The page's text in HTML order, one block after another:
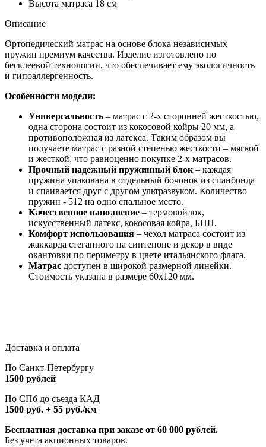
Высота матраса 18 см
Описание
Ортопедический матрас на основе блока независимых
пружин премиум качества. Изделие изготовлено по
бесклеевой технологии, что обеспечивает ему экологичность
и гипоаллергенность.
Особенности модели:
Универсальность – матрас с 2-х сторонней жесткостью,
одна сторона состоит из кокосовой койры 20 мм, а
противоположная из латекса. Таким образом вы
получаете матрас с разной степенью жесткости – мягкой
и жесткой, что равноценно покупке 2-х матрасов.
Прочный надежный пружинный блок – каждая
пружина упакована в отдельный бочонок из спанбонда
и спаивается друг с другом ультразвуком. Количество
пружин - 512 на одно спальное место.
Качественное наполнение – термовойлок,
искусственный латекс, кокосовая койра, БНП.
Комфорт использования – чехол матраса состоит из
жаккарда стеганного на синтепоне и декор в виде
окантовки по периметру в цвете итальянского флага.
Матрас доступен в широкой размерной линейки.
Стоимость указана в размере 60х120 мм.
Доставка и оплата
По Санкт-Петербургу
1500 рублей
По СПб до съезда КАД
1500 руб. + 55 руб./км
Бесплатная доставка при заказе от 60 000 рублей.
Без учета акционных товаров.